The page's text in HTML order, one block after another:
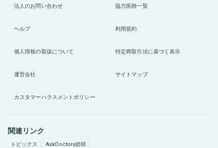
法人のお問い合わせ 協力医師一覧
ヘルプ 利用規約
個人情報の取扱について 特定商取引法に基づく表示
運営会社 サイトマップ
カスタマーハラスメントポリシー
関連リンク
トピックス
AskDoctors総研